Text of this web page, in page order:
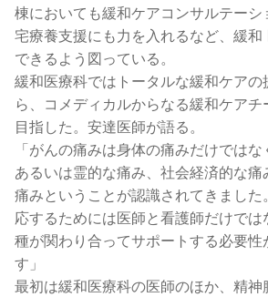
棟においても緩和ケアコンサルテーシ
宅療養支援にも力を入れるなど、緩
できるよう図っている。
緩和医療科ではトータルな緩和ケア
ら、コメディカルからなる緩和ケアチ
目指した。安達医師が語る。
「がんの痛みは身体の痛みだけでは
あるいは霊的な痛み、社会経済的な
痛みということが認識されてきまし
応するためには医師と看護師だけで
種が関わり合ってサポートする必要
す」
最初は緩和医療科の医師のほか、精神